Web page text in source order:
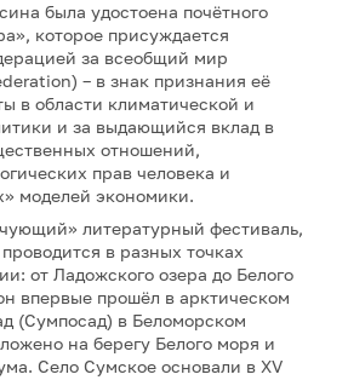
была удостоена почётного
которое присуждается
за всеобщий мир
– в знак признания её
в области климатической и
и за выдающийся вклад в
отношений,
прав человека и
моделей экономики.
литературный фестиваль,
в разных точках
от Ладожского озера до Белого
впервые прошёл в арктическом
(Сумпосад) в Беломорском
на берегу Белого моря и
Село Сумское основали в XV